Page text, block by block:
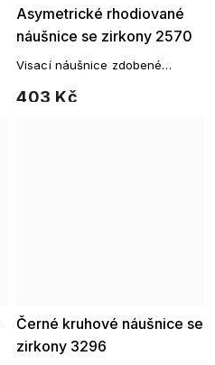
Asymetrické rhodiované
náušnice se zirkony 2570
403 Kč
Visací náušnice zdobené
Černé kruhové náušnice se
zirkony 3296